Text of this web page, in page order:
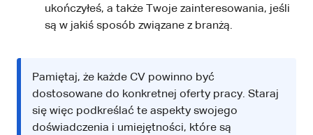
ukończyłeś, a także Twoje zainteresowania, jeśli
są w jakiś sposób związane z branżą.
Pamiętaj, że każde CV powinno być
dostosowane do konkretnej oferty pracy. Staraj
się więc podkreślać te aspekty swojego
doświadczenia i umiejętności, które są